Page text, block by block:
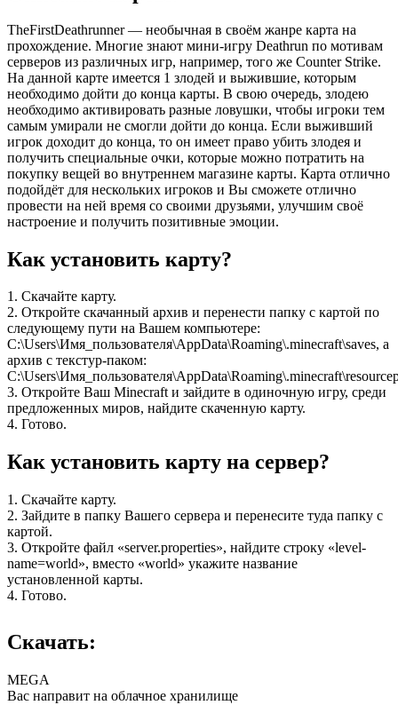
TheFirstDeathrunner — необычная в своём жанре карта на
прохождение. Многие знают мини-игру Deathrun по мотивам
серверов из различных игр, например, того же Counter Strike.
На данной карте имеется 1 злодей и выжившие, которым
необходимо дойти до конца карты. В свою очередь, злодею
необходимо активировать разные ловушки, чтобы игроки тем
самым умирали не смогли дойти до конца. Если выживший
игрок доходит до конца, то он имеет право убить злодея и
получить специальные очки, которые можно потратить на
покупку вещей во внутреннем магазине карты. Карта отлично
подойдёт для нескольких игроков и Вы сможете отлично
провести на ней время со своими друзьями, улучшим своё
настроение и получить позитивные эмоции.
Как установить карту?
1. Скачайте карту.
2. Откройте скачанный архив и перенести папку с картой по
следующему пути на Вашем компьютере:
C:\Users\Имя_пользователя\AppData\Roaming\.minecraft\saves, а
архив с текстур-паком:
3. Откройте Ваш Minecraft и зайдите в одиночную игру, среди
предложенных миров, найдите скаченную карту.
4. Готово.
Как установить карту на сервер?
1. Скачайте карту.
2. Зайдите в папку Вашего сервера и перенесите туда папку с
картой.
3. Откройте файл «server.properties», найдите строку «level-
name=world», вместо «world» укажите название
установленной карты.
4. Готово.
Скачать:
MEGA
Вас направит на облачное хранилище